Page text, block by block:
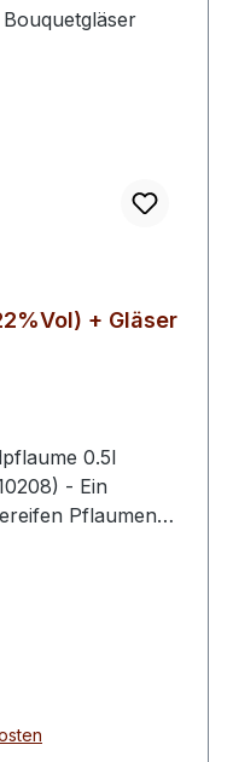
Herkunft:
Ob als
+ Gläser
- Ein
Pflaumen
auf
Früchte
des Likörs und